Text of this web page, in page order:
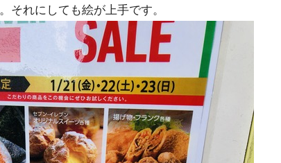
それにしても絵が上手です。